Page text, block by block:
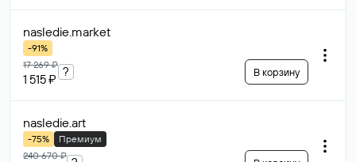
nasledie.market
-91%
17 269 ₽
1 515 ₽
? В корзину
nasledie.art
-75%
Премиум
240 670 ₽